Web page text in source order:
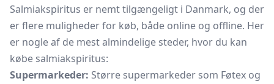
Salmiakspiritus er nemt tilgængeligt i Danmark, og der
er flere muligheder for køb, både online og offline. Her
er nogle af de mest almindelige steder, hvor du kan
købe salmiakspiritus:
Supermarkeder: Større supermarkeder som Føtex og